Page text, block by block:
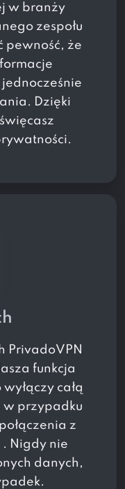
w branży
zespołu
pewność, że
Dzięki
PrivadoVPN
funkcja
całą
w przypadku
z
. Nigdy nie
danych,